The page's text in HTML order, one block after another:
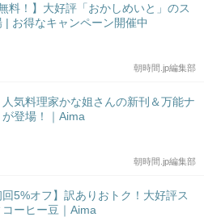
料！】大好評「おかしめいと」のス
| お得なキャンペーン開催中
朝時間.jp編集部
人気料理家かな姐さんの新刊＆万能ナ
登場！｜Aima
朝時間.jp編集部
回5%オフ】訳ありおトク！大好評ス
ーヒー豆｜Aima